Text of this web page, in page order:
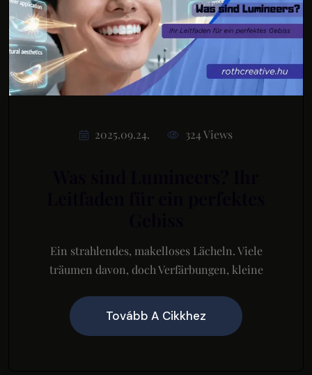
2025.09.24. 324 Views
Ein strahlendes, makelloses Lächeln. Viele
träumen davon, doch Verfärbungen, kleine
Tovább A Cikkhez